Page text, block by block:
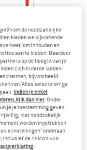
Donzen slaapzak
vanaf € 1.111,33
5,0(6)
om de noodzakelijke
bieden we bijkomende
om inhouden en
aan te bieden. Daardoor
op de hoogte van je
zich in derde landen
bijvoorbeeld
van ‘Alles selecteren’ ga
Indien je enkel
klik dan hier . Onder
je je toestemming geven
niet noodzakelijk
worden ingetrokken
instellingen" onderaan
inclusief de risico's van